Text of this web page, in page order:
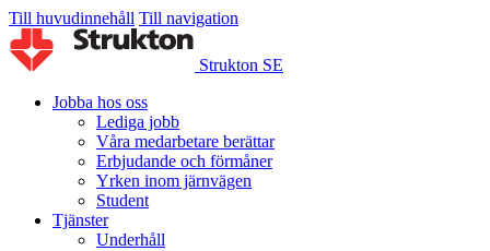
Till huvudinnehåll Till navigation
Strukton SE
Jobba hos oss
Lediga jobb
Våra medarbetare berättar
Erbjudande och förmåner
Yrken inom järnvägen
Student
Tjänster
Underhåll